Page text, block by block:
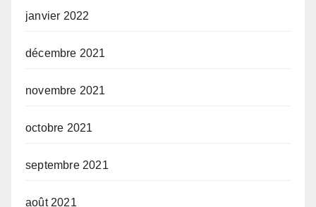
janvier 2022
décembre 2021
novembre 2021
octobre 2021
septembre 2021
août 2021